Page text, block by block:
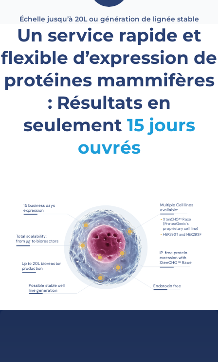
Échelle jusqu’à 20L ou génération de lignée stable
Un service rapide et
flexible d’expression de
protéines mammifères
: Résultats en
seulement 15 jours
ouvrés
15 business days
expression
Total scalability:
from µg to bioreactors
Up to 20L bioreactor
production
Possible stable cell
line generation
Multiple Cell lines
available:
XtenCHOTM Race
(ProteoGenix’s
proprietary cell line)
IP-free protein
exression with
XtenCHOTM Race
HEK293T and HEK293F
Endotoxin free